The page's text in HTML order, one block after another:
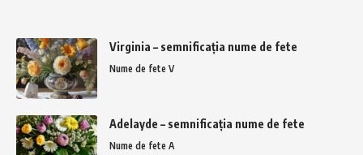
Virginia – semnificația nume de fete
Nume de fete V
Adelayde – semnificația nume de fete
Nume de fete A